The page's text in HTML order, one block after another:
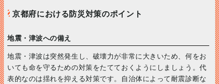
京都府における防災対策のポイント
地震・津波への備え
地震・津波は突然発生し、破壊力が非常に大きいため、何をお
いても命を守るための対策をたてておくようにしましょう。代
表的なのは揺れを抑える対策です。自治体によって耐震診断な